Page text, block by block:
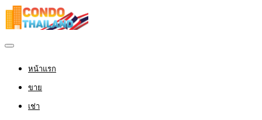
หน้าแรก
ขาย
เช่า